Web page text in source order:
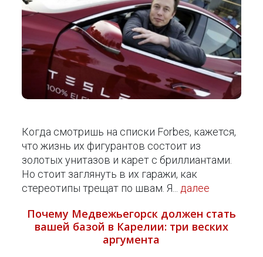
Когда смотришь на списки Forbes, кажется,
что жизнь их фигурантов состоит из
золотых унитазов и карет с бриллиантами.
Но стоит заглянуть в их гаражи, как
стереотипы трещат по швам. Я... далее
Почему Медвежьегорск должен стать
вашей базой в Карелии: три веских
аргумента